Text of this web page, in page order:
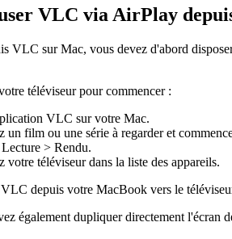
VLC via AirPlay
VLC sur Mac, vous devez d'abord
téléviseur pour commencer :
VLC sur votre Mac.
un film ou une série à regarder et
> Rendu.
votre téléviseur dans la liste des appareils.
depuis votre MacBook vers le
également dupliquer directement l'écran